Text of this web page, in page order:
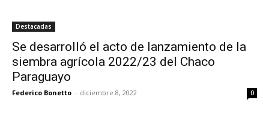
Destacadas
Se desarrolló el acto de lanzamiento de la
siembra agrícola 2022/23 del Chaco
Paraguayo
Federico Bonetto - diciembre 8, 2022 0